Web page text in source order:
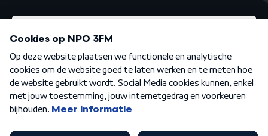
Algemene voorwaarden Privacybeleid